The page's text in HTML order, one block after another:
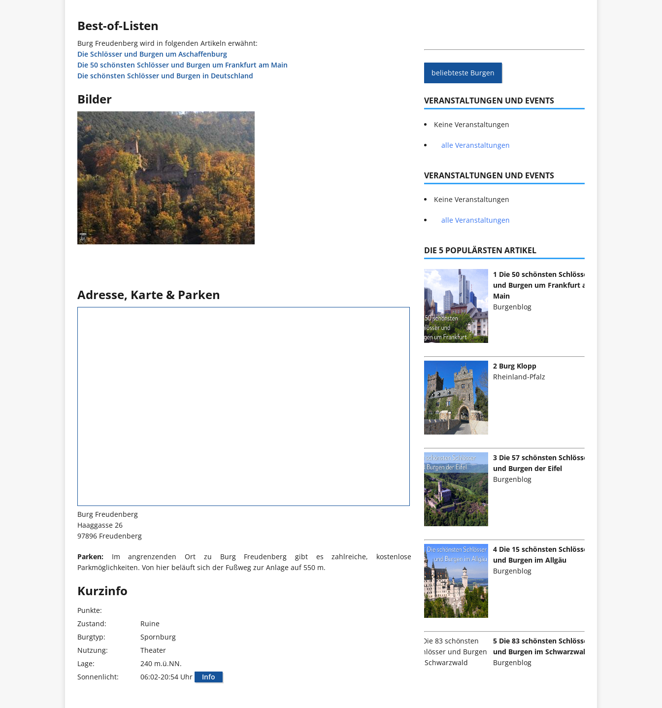
Best-of-Listen
Burg Freudenberg wird in folgenden Artikeln erwähnt:
Die Schlösser und Burgen um Aschaffenburg
Die 50 schönsten Schlösser und Burgen um Frankfurt am Main
Die schönsten Schlösser und Burgen in Deutschland
Bilder
Adresse, Karte & Parken
Burg Freudenberg
Haaggasse 26
97896 Freudenberg
Parken: Im angrenzenden Ort zu Burg Freudenberg gibt es zahlreiche, kostenlose
Parkmöglichkeiten. Von hier beläuft sich der Fußweg zur Anlage auf 550 m.
Kurzinfo
Punkte:
Zustand:
Ruine
Burgtyp:
Spornburg
Nutzung:
Theater
Lage:
240 m.ü.NN.
Sonnenlicht:
06:02-20:54 Uhr Info
beliebteste Burgen
VERANSTALTUNGEN UND EVENTS
Keine Veranstaltungen
alle Veranstaltungen
VERANSTALTUNGEN UND EVENTS
Keine Veranstaltungen
alle Veranstaltungen
DIE 5 POPULÄRSTEN ARTIKEL
1 Die 50 schönsten Schlösser
und Burgen um Frankfurt am
Main
Burgenblog
2 Burg Klopp
Rheinland-Pfalz
3 Die 57 schönsten Schlösser
und Burgen der Eifel
Burgenblog
4 Die 15 schönsten Schlösser
und Burgen im Allgäu
Burgenblog
5 Die 83 schönsten Schlösser
und Burgen im Schwarzwald
Burgenblog